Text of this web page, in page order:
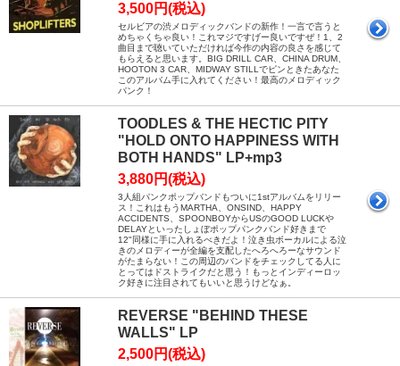
3,500円(税込)
セルビアの渋メロディックバンドの新作！一言で言うと
めちゃくちゃ良い！これマジですげー良いですぜ！1、2
曲目まで聴いていただければ今作の内容の良さを感じて
もらえると思います。BIG DRILL CAR、CHINA DRUM、
HOOTON 3 CAR、MIDWAY STILLでピンときたあなた
このアルバム手に入れてください！最高のメロディック
パンク！
TOODLES & THE HECTIC PITY
"HOLD ONTO HAPPINESS WITH
BOTH HANDS" LP+mp3
3,880円(税込)
3人組パンクポップバンドもついに1stアルバムをリリー
ス！これはもうMARTHA、ONSIND、HAPPY
ACCIDENTS、SPOONBOYからUSのGOOD LUCKや
DELAYといったしょぼポップパンクバンド好きまで
12"同様に手に入れるべきだよ！泣き虫ボーカルによる泣
きのメロディーが全編を支配したへろへろーなサウンド
がたまらない！この周辺のバンドをチェックしてる人に
とってはドストライクだと思う！もっとインディーロッ
ク好きに注目されてもいいと思うけどなぁ。
REVERSE "BEHIND THESE
WALLS" LP
2,500円(税込)